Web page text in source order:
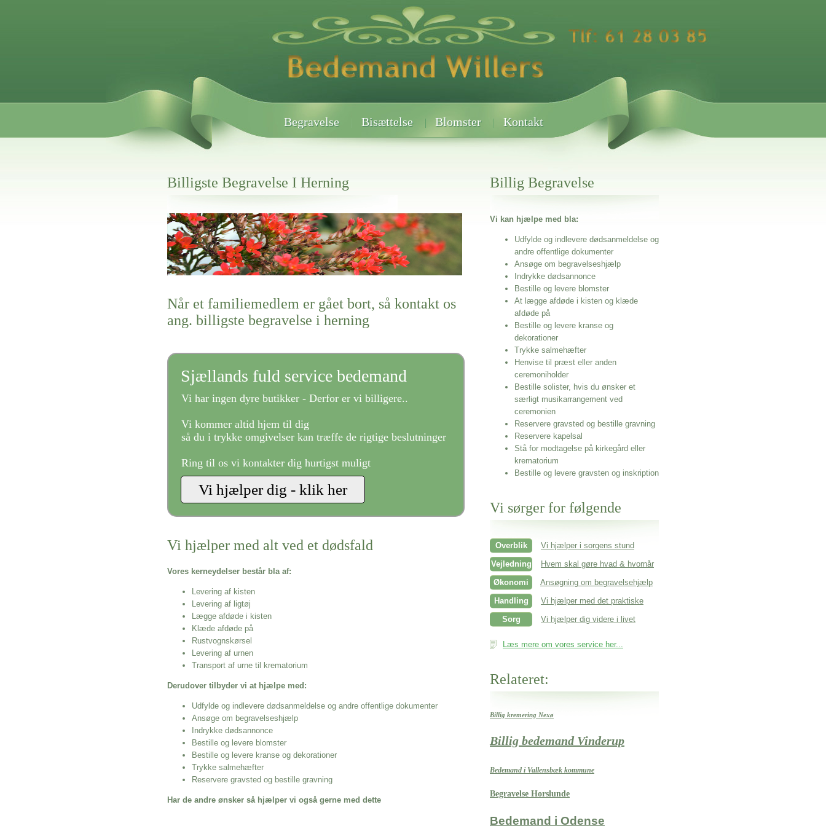
Begravelse Bisættelse Blomster Kontakt
Billigste Begravelse I Herning
Her hos os får du altid en god afslutning når det gælder
Billigste Begravelse I Herning
vi hjælper i alle faser af begravelsel
Når et familiemedlem er gået bort, så kontakt os
ang. billigste begravelse i herning
Sjællands fuld service bedemand
Vi har ingen dyre butikker - Derfor er vi billigere..
Vi kommer altid hjem til dig
så du i trykke omgivelser kan træffe de rigtige beslutninger
Ring til os vi kontakter dig hurtigst muligt
Vi hjælper med alt ved et dødsfald
Vores kerneydelser består bla af:
Levering af kisten
Levering af ligtøj
Lægge afdøde i kisten
Klæde afdøde på
Rustvognskørsel
Levering af urnen
Transport af urne til krematorium
Derudover tilbyder vi at hjælpe med:
Udfylde og indlevere dødsanmeldelse og andre offentlige dokumenter
Ansøge om begravelseshjælp
Indrykke dødsannonce
Bestille og levere blomster
Bestille og levere kranse og dekorationer
Trykke salmehæfter
Reservere gravsted og bestille gravning
Har de andre ønsker så hjælper vi også gerne med dette
Billig Begravelse
Vi kan hjælpe med bla:
Udfylde og indlevere dødsanmeldelse og
andre offentlige dokumenter
Ansøge om begravelseshjælp
Indrykke dødsannonce
Bestille og levere blomster
At lægge afdøde i kisten og klæde
afdøde på
Bestille og levere kranse og
dekorationer
Trykke salmehæfter
Henvise til præst eller anden
ceremoniholder
Bestille solister, hvis du ønsker et
særligt musikarrangement ved
ceremonien
Reservere gravsted og bestille gravning
Reservere kapelsal
Stå for modtagelse på kirkegård eller
krematorium
Bestille og levere gravsten og inskription
Vi sørger for følgende
Overblik
Vi hjælper i sorgens stund
Vejledning
Hvem skal gøre hvad & hvornår
Økonomi
Ansøgning om begravelsehjælp
Handling
Vi hjælper med det praktiske
Sorg
Vi hjælper dig videre i livet
Læs mere om vores service her...
Relateret:
Billig kremering Nexø
Billig bedemand Vinderup
Bedemand i Vallensbæk kommune
Begravelse Horslunde
Bedemand i Odense